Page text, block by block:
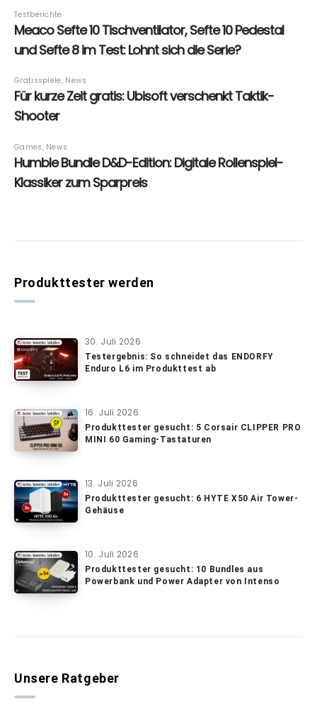
Produkttester werden
30. Juli 2026
Testergebnis: So schneidet das ENDORFY
Enduro L6 im Produkttest ab
16. Juli 2026
Produkttester gesucht: 5 Corsair CLIPPER PRO
MINI 60 Gaming-Tastaturen
13. Juli 2026
Produkttester gesucht: 6 HYTE X50 Air Tower-
Gehäuse
10. Juli 2026
Produkttester gesucht: 10 Bundles aus
Powerbank und Power Adapter von Intenso
Unsere Ratgeber